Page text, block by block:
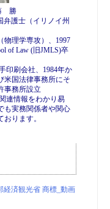
勝
弁護士（イリノイ州
物理学専攻）、1997
of Law (旧JMLS)卒
印刷会社、1984年か
米国法律事務所にそ
事務所設立
連情報をわかり易
も実務関係者や関心
ります。
経済観光省 商標_動画